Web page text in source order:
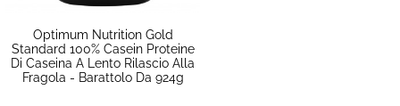
Optimum Nutrition Gold
Standard 100% Casein Proteine
Di Caseina A Lento Rilascio Alla
Fragola - Barattolo Da 924g